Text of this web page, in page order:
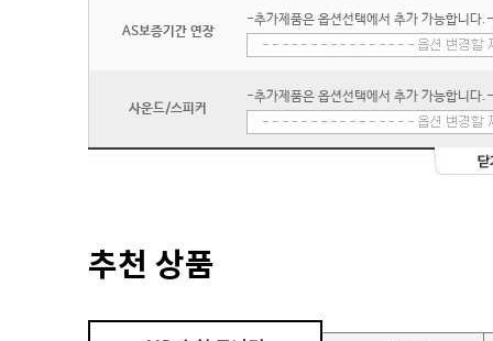
AS보증기간 연장
-추가제품은 옵션선택에서 추가 가능합니다.-
사운드/스피커
-추가제품은 옵션선택에서 추가 가능합니다.-
추천 상품